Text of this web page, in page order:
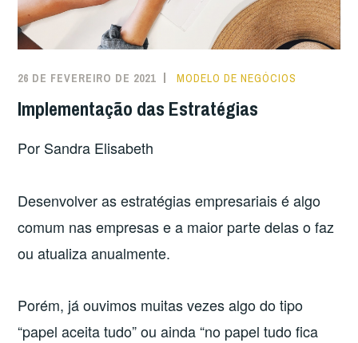
26 DE FEVEREIRO DE 2021 MODELO DE NEGÓCIOS
Implementação das Estratégias
Por Sandra Elisabeth
Desenvolver as estratégias empresariais é algo
comum nas empresas e a maior parte delas o faz
ou atualiza anualmente.
Porém, já ouvimos muitas vezes algo do tipo
“papel aceita tudo” ou ainda “no papel tudo fica